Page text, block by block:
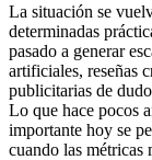
La situación se
determinadas
pasado a generar
artificiales, reseñas
publicitarias de
Lo que hace pocos
importante hoy se
cuando las métricas